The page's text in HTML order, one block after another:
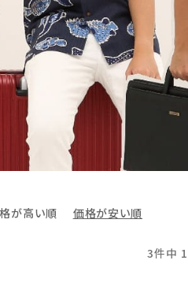
が高い順 価格が安い順
3件中 1